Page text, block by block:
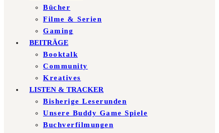
Bücher
Filme & Serien
Gaming
BEITRÄGE
Booktalk
Community
Kreatives
LISTEN & TRACKER
Bisherige Leserunden
Unsere Buddy Game Spiele
Buchverfilmungen